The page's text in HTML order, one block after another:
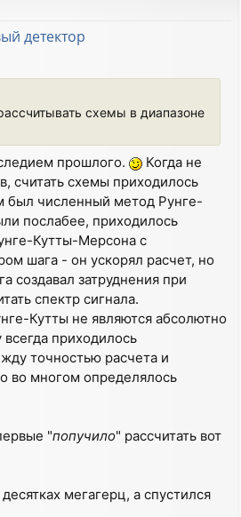
детектор
схемы в диапазоне
прошлого.
Когда не
считать схемы приходилось
был численный метод Рунге-
послабее, приходилось
Кутты-Мерсона с
шага - он ускорял расчет, но
создавал затруднения при
спектр сигнала.
Кутты не являются абсолютно
приходилось
точностью расчета и
во многом определялось
"попучило" рассчитать вот
мегагерц, а спустился